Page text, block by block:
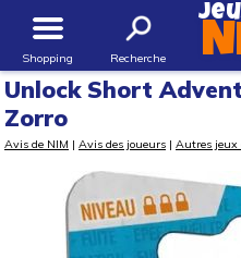
Shopping Recherche
Unlock Short
Zorro
Avis de NIM | Avis des joueurs | Autres jeux